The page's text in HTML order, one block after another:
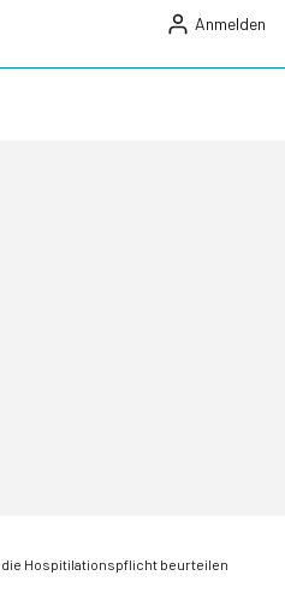
Anmelden
Hospitilationspflicht beurteilen